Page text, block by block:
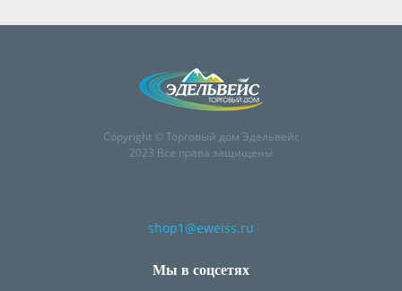
Copyright © Торговый дом Эдельвейс
2023 Все права защищены
shop1@eweiss.ru
Мы в соцсетях